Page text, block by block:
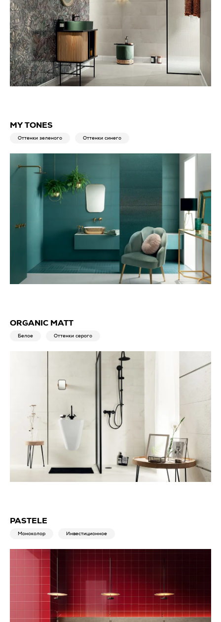
MY TONES
Оттенки зеленого Оттенки синего
ORGANIC MATT
Белое Оттенки серого
PASTELE
Моноколор Инвестиционное